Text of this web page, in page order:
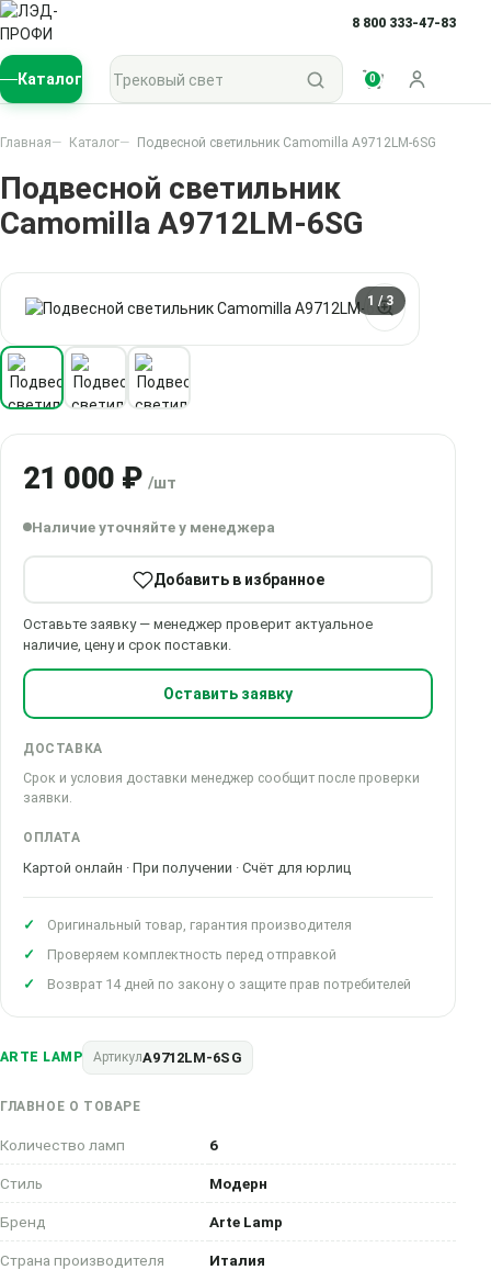
8 800 333-47-83
Каталог
Поиск по каталогу
0
Войти
Главная Каталог Подвесной светильник Camomilla A9712LM-6SG
Подвесной светильник
Camomilla A9712LM-6SG
1 / 3
ARTE LAMP АртикулA9712LM-6SG
ГЛАВНОЕ О ТОВАРЕ
Количество ламп 6
Стиль Модерн
Бренд Arte Lamp
Страна производителя Италия
21 000 ₽ /шт
Наличие уточняйте у менеджера
Добавить в избранное
Оставьте заявку — менеджер проверит актуальное
наличие, цену и срок поставки.
Оставить заявку
ДОСТАВКА
Срок и условия доставки менеджер сообщит после проверки
заявки.
ОПЛАТА
Картой онлайн · При получении · Счёт для юрлиц
Оригинальный товар, гарантия производителя
Проверяем комплектность перед отправкой
Возврат 14 дней по закону о защите прав потребителей